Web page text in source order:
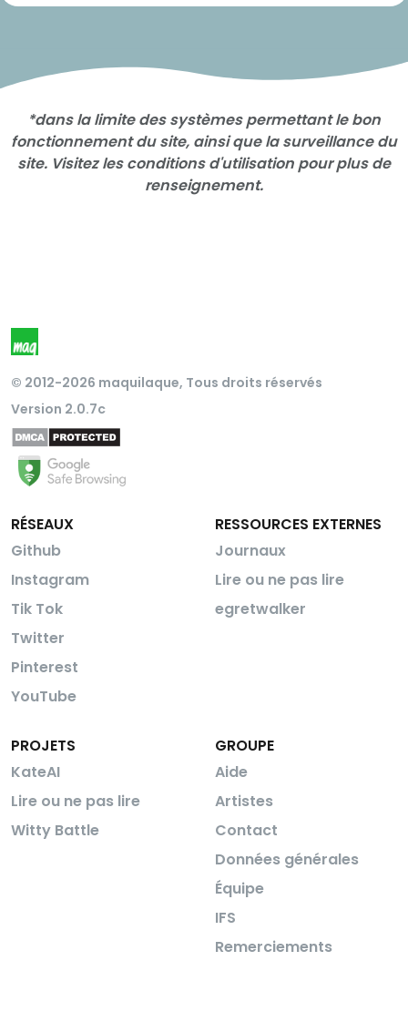
*dans la limite des systèmes permettant le bon
fonctionnement du site, ainsi que la surveillance du
site. Visitez les conditions d'utilisation pour plus de
renseignement.
© 2012-2026 maquilaque, Tous droits réservés
Version 2.0.7c
RÉSEAUX
Github
Instagram
Tik Tok
Twitter
Pinterest
YouTube
RESSOURCES EXTERNES
Journaux
Lire ou ne pas lire
egretwalker
PROJETS
KateAI
Lire ou ne pas lire
Witty Battle
GROUPE
Aide
Artistes
Contact
Données générales
Équipe
IFS
Remerciements